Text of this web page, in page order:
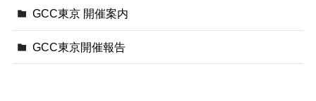
GCC東京 開催案内
GCC東京開催報告